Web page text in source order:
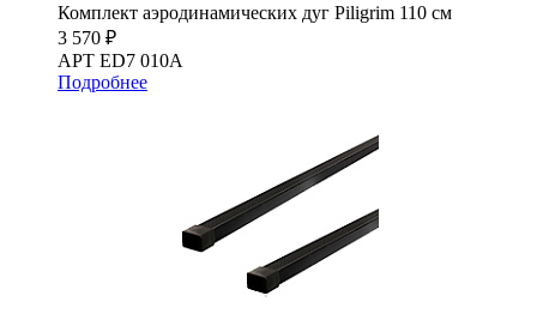
Комплект аэродинамических дуг Piligrim 110 см
3 570 ₽
АРТ ED7 010A
Подробнее